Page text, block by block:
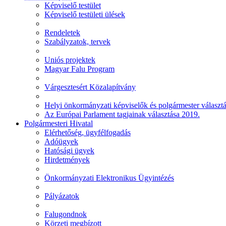
Képviselő testület
Képviselő testületi ülések
Rendeletek
Szabályzatok, tervek
Uniós projektek
Magyar Falu Program
Várgesztesért Közalapítvány
Helyi önkormányzati képviselők és polgármester
Az Európai Parlament tagjainak választása 2019.
Polgármesteri Hivatal
Elérhetőség, ügyfélfogadás
Adóügyek
Hatósági ügyek
Hirdetmények
Önkormányzati Elektronikus Ügyintézés
Pályázatok
Falugondnok
Körzeti megbízott